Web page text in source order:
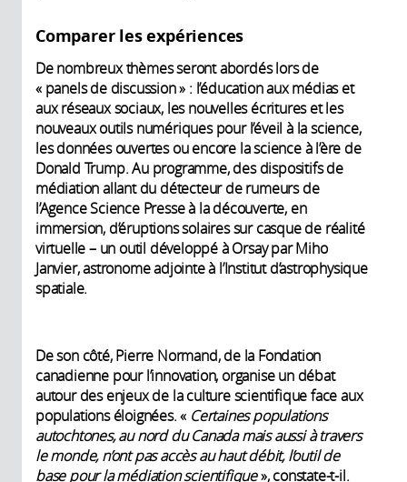
Comparer les expériences
De nombreux thèmes seront abordés lors de
« panels de discussion » : l’éducation aux médias et
aux réseaux sociaux, les nouvelles écritures et les
nouveaux outils numériques pour l’éveil à la science,
les données ouvertes ou encore la science à l’ère de
Donald Trump. Au programme, des dispositifs de
médiation allant du détecteur de rumeurs de
l’Agence Science Presse à la découverte, en
immersion, d’éruptions solaires sur casque de réalité
virtuelle – un outil développé à Orsay par Miho
Janvier, astronome adjointe à l’Institut d’astrophysique
spatiale.
De son côté, Pierre Normand, de la Fondation
canadienne pour l’innovation, organise un débat
autour des enjeux de la culture scientifique face aux
populations éloignées. « Certaines populations
autochtones, au nord du Canada mais aussi à travers
le monde, n’ont pas accès au haut débit, l’outil de
base pour la médiation scientifique», constate-t-il.